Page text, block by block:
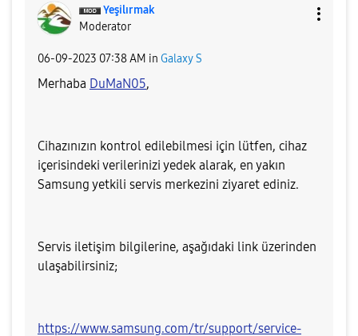
Yeşilırmak
Moderator
‎06-09-2023 07:38 AM in Galaxy S
Merhaba DuMaN05,
Cihazınızın kontrol edilebilmesi için lütfen, cihaz
içerisindeki verilerinizi yedek alarak, en yakın
Samsung yetkili servis merkezini ziyaret ediniz.
Servis iletişim bilgilerine, aşağıdaki link üzerinden
ulaşabilirsiniz;
https://www.samsung.com/tr/support/service-